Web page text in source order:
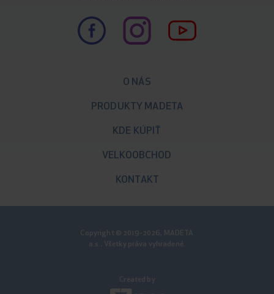
O NÁS
PRODUKTY MADETA
KDE KÚPIŤ
VELKOOBCHOD
KONTAKT
Copyright © 2019-2026, MADETA
a.s., Všetky práva vyhradené.
Created by